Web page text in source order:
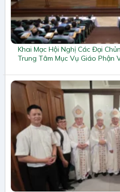
Khai Mạc Hội Nghị Các Đại
Trung Tâm Mục Vụ Giáo Phận